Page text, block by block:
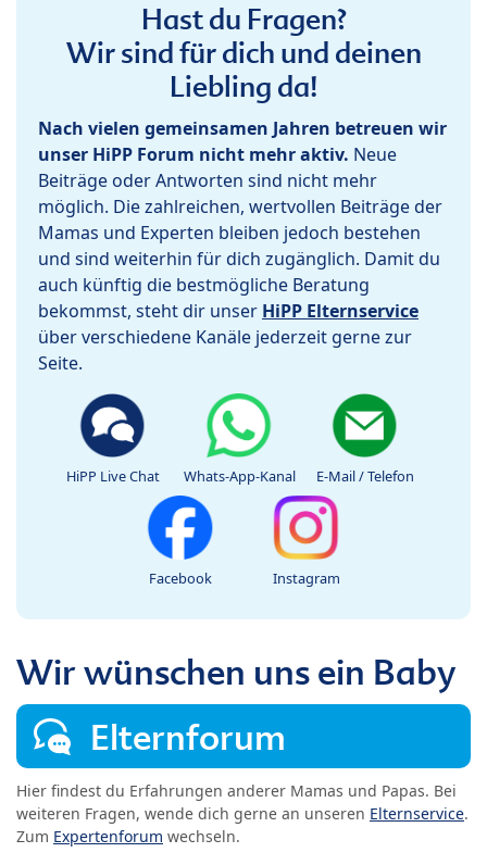
Hast du Fragen?
Wir sind für dich und deinen
Liebling da!
Nach vielen gemeinsamen Jahren betreuen wir
unser HiPP Forum nicht mehr aktiv. Neue
Beiträge oder Antworten sind nicht mehr
möglich. Die zahlreichen, wertvollen Beiträge der
Mamas und Experten bleiben jedoch bestehen
und sind weiterhin für dich zugänglich. Damit du
auch künftig die bestmögliche Beratung
bekommst, steht dir unser HiPP Elternservice
über verschiedene Kanäle jederzeit gerne zur
Seite.
HiPP Live Chat Whats-App-Kanal E-Mail / Telefon
Facebook Instagram
Wir wünschen uns ein Baby
Elternforum
Hier findest du Erfahrungen anderer Mamas und Papas. Bei
weiteren Fragen, wende dich gerne an unseren Elternservice.
Zum Expertenforum wechseln.